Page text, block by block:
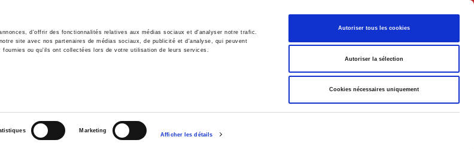
d'offrir des fonctionnalités relatives aux médias sociaux et d'analyser notre trafic.
site avec nos partenaires de médias sociaux, de publicité et d'analyse, qui peuvent
ou qu'ils ont collectées lors de votre utilisation de leurs services.
Marketing
Afficher les détails
Autoriser tous les cookies
Autoriser la sélection
Cookies nécessaires uniquement
Français
Histoire International